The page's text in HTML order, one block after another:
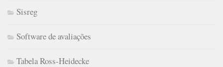
Sisreg
Software de avaliações
Tabela Ross-Heidecke